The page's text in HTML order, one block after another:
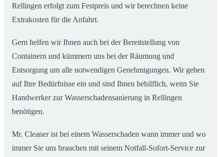
Rellingen erfolgt zum Festpreis und wir berechnen keine
Extrakosten für die Anfahrt.
Gern helfen wir Ihnen auch bei der Bereitstellung von
Containern und kümmern uns bei der Räumung und
Entsorgung um alle notwendigen Genehmigungen. Wir gehen
auf Ihre Bedürfnisse ein und sind Ihnen behilflich, wenn Sie
Handwerker zur Wasserschadensanierung in Rellingen
benötigen.
Mr. Cleaner ist bei einem Wasserschaden wann immer und wo
immer Sie uns brauchen mit seinem Notfall-Sofort-Service zur